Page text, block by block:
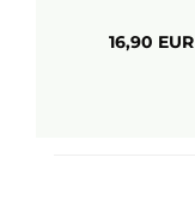
16,90 EUR